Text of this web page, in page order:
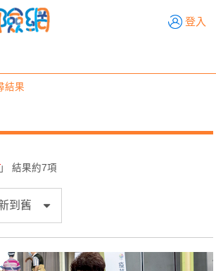
登入
務交流
險學堂 輔銷工具 活動專區
結果
」 結果約7項